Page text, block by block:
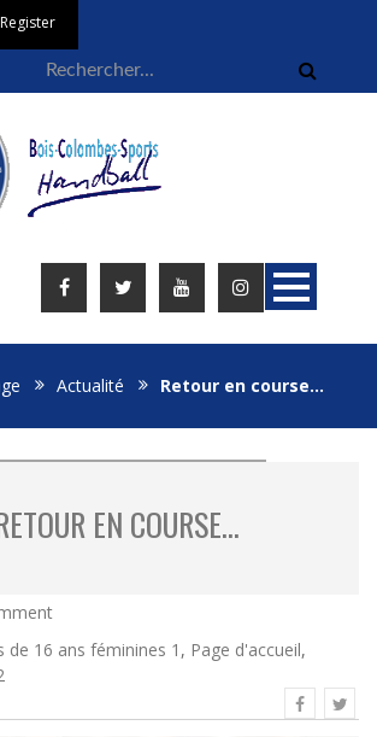
Register
Actualité Retour en course…
EN COURSE…
de 16 ans féminines 1 , Page d'accueil,